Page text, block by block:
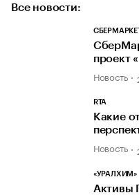
Все новости:
проект
Новость
RTA
Какие
Новость
«УРАЛХИМ»
Активы